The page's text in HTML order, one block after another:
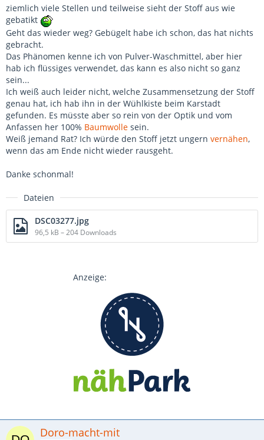
ziemlich viele Stellen und teilweise sieht der Stoff aus wie
gebatikt
Geht das wieder weg? Gebügelt habe ich schon, das hat nichts
gebracht.
Das Phänomen kenne ich von Pulver-Waschmittel, aber hier
hab ich flüssiges verwendet, das kann es also nicht so ganz
sein...
Ich weiß auch leider nicht, welche Zusammensetzung der Stoff
genau hat, ich hab ihn in der Wühlkiste beim Karstadt
gefunden. Es müsste aber so rein von der Optik und vom
Anfassen her 100% Baumwolle sein.
Weiß jemand Rat? Ich würde den Stoff jetzt ungern vernähen,
wenn das am Ende nicht wieder rausgeht.
Danke schonmal!
Dateien
DSC03277.jpg
96,5 kB – 204 Downloads
Anzeige:
Doro-macht-mit